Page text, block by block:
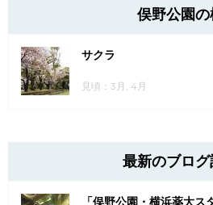
俣野公園の
サクラ
見頃：3月, 4月
最新のブロ
「俣野公園・横浜薬大